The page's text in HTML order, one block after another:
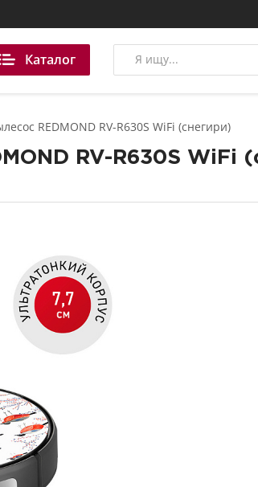
Каталог
REDMOND RV-R630S WiFi (снегири)
RV-R630S WiFi